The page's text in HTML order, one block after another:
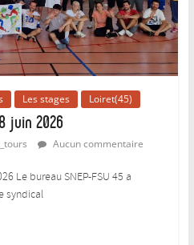
Les stages Loiret(45)
juin 2026
Aucun commentaire
Le bureau SNEP-FSU 45 a
syndical